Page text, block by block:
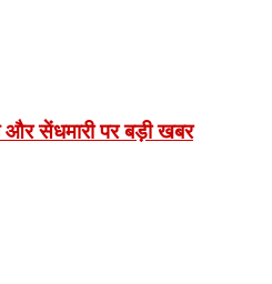
सेंधमारी पर बड़ी खबर